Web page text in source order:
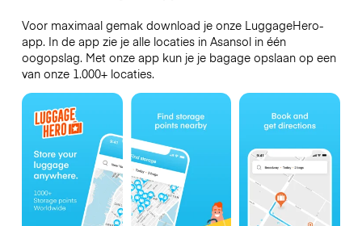
Voor maximaal gemak download je onze LuggageHero-
app. In de app zie je alle locaties in Asansol in één
oogopslag. Met onze app kun je je bagage opslaan op een
van onze 1.000+ locaties.